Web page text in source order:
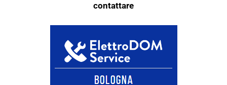
contattare